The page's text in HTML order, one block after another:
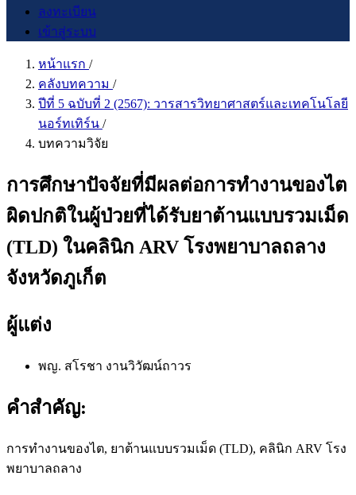
ลงทะเบียน
เข้าสู่ระบบ
หน้าแรก /
คลังบทความ /
ปีที่ 5 ฉบับที่ 2 (2567): วารสารวิทยาศาสตร์และเทคโนโลยี
นอร์ทเทิร์น /
บทความวิจัย
การศึกษาปัจจัยที่มีผลต่อการทำงานของไต
ผิดปกติในผู้ป่วยที่ได้รับยาต้านแบบรวมเม็ด
(TLD) ในคลินิก ARV โรงพยาบาลถลาง
จังหวัดภูเก็ต
ผู้แต่ง
พญ. สโรชา งานวิวัฒน์ถาวร
คำสำคัญ:
การทำงานของไต, ยาต้านแบบรวมเม็ด (TLD), คลินิก ARV โรง
พยาบาลถลาง